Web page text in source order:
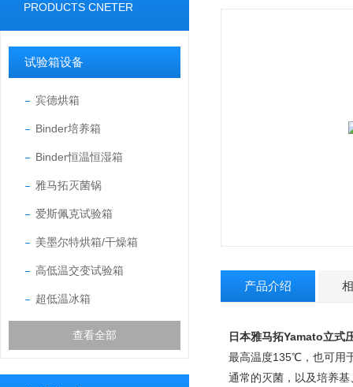
PRODUCTS CNETER
试验箱设备
宾德烘箱
Binder培养箱
Binder恒温恒湿箱
雅马拓灭菌锅
爱斯佩克试验箱
美墨尔特烘箱/干燥箱
高低温交变试验箱
超低温冰箱
查看全部
产品介绍
日本雅马拓Yamato立式
最高温度135℃，也可用
通常的灭菌，以及培养